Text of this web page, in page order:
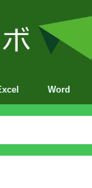
Word